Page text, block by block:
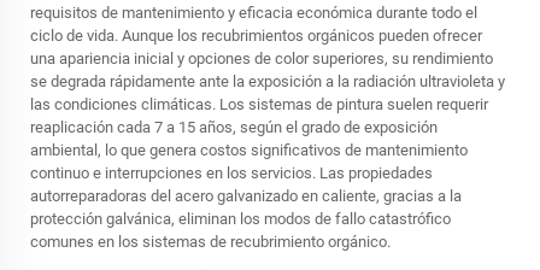
requisitos de mantenimiento y eficacia económica durante todo el
ciclo de vida. Aunque los recubrimientos orgánicos pueden ofrecer
una apariencia inicial y opciones de color superiores, su rendimiento
se degrada rápidamente ante la exposición a la radiación ultravioleta y
las condiciones climáticas. Los sistemas de pintura suelen requerir
reaplicación cada 7 a 15 años, según el grado de exposición
ambiental, lo que genera costos significativos de mantenimiento
continuo e interrupciones en los servicios. Las propiedades
autorreparadoras del acero galvanizado en caliente, gracias a la
protección galvánica, eliminan los modos de fallo catastrófico
comunes en los sistemas de recubrimiento orgánico.